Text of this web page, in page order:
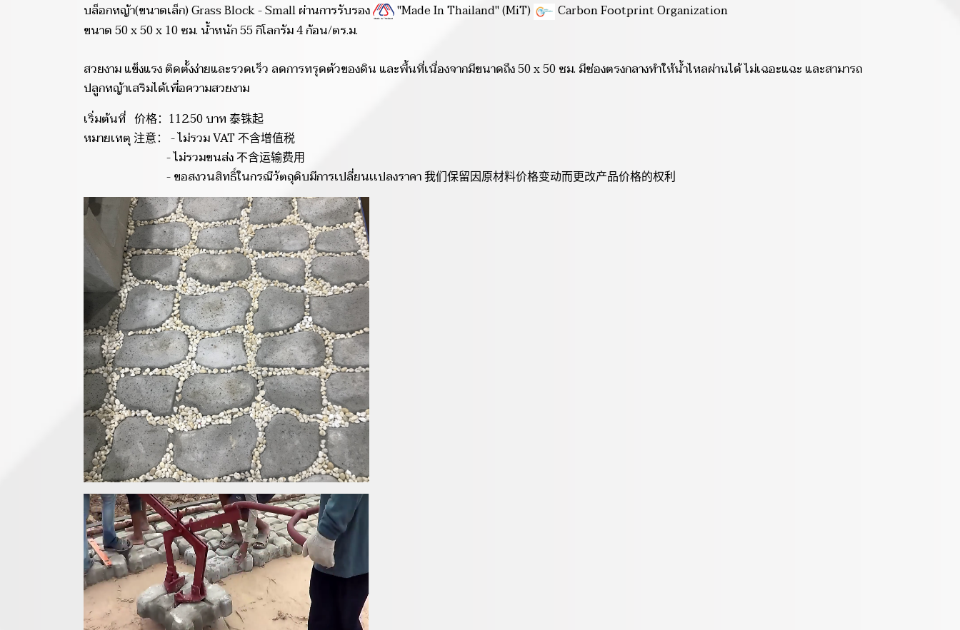
บล็อกหญ้า(ขนาดเล็ก) Grass Block - Small ผ่านการรับรอง "Made In Thailand" (MiT)
Carbon Footprint Organization
ขนาด 50 x 50 x 10 ซม. น้ำหนัก 55 กิโลกรัม 4 ก้อน/ตร.ม.
สวยงาม แข็งแรง ติดตั้งง่ายและรวดเร็ว ลดการทรุดตัวของดิน และพื้นที่เนื่องจากมีขนาดถึง 50 x 50 ซม. มีช่องตรงกลางทำให้น้ำไหลผ่านได้ ไม่เฉอะแฉะ และสามารถ
ปลูกหญ้าเสริมได้เพื่อความสวยงาม
เริ่มต้นที่ 价格：112.50 บาท 泰铢起
หมายเหตุ 注意： - ไม่รวม VAT 不含增值税
- ไม่รวมขนส่ง 不含运输费用
- ขอสงวนสิทธิ์ในกรณีวัตถุดิบมีการเปลี่ยนเเปลงราคา 我们保留因原材料价格变动而更改产品价格的权利